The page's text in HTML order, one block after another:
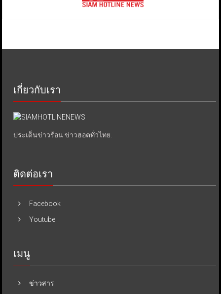
เกี่ยวกับเรา
ประเด็นข่าวร้อน ข่าวฮอตทั่วไทย.
ติดต่อเรา
Facebook
Youtube
เมนู
ข่าวสาร